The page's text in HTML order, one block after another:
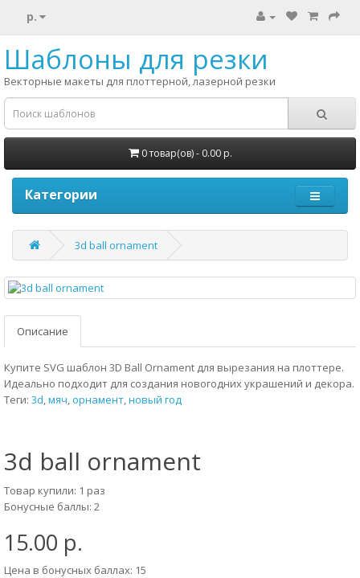
р.
Шаблоны для резки
Векторные макеты для плоттерной, лазерной резки
0 товар(ов) - 0.00 р.
Категории
3d ball ornament
Описание
Купите SVG шаблон 3D Ball Ornament для вырезания на плоттере.
Идеально подходит для создания новогодних украшений и декора.
Теги: 3d,мяч,орнамент,новый год
3d ball ornament
Товар купили: 1 раз
Бонусные баллы: 2
15.00 р.
Цена в бонусных баллах: 15